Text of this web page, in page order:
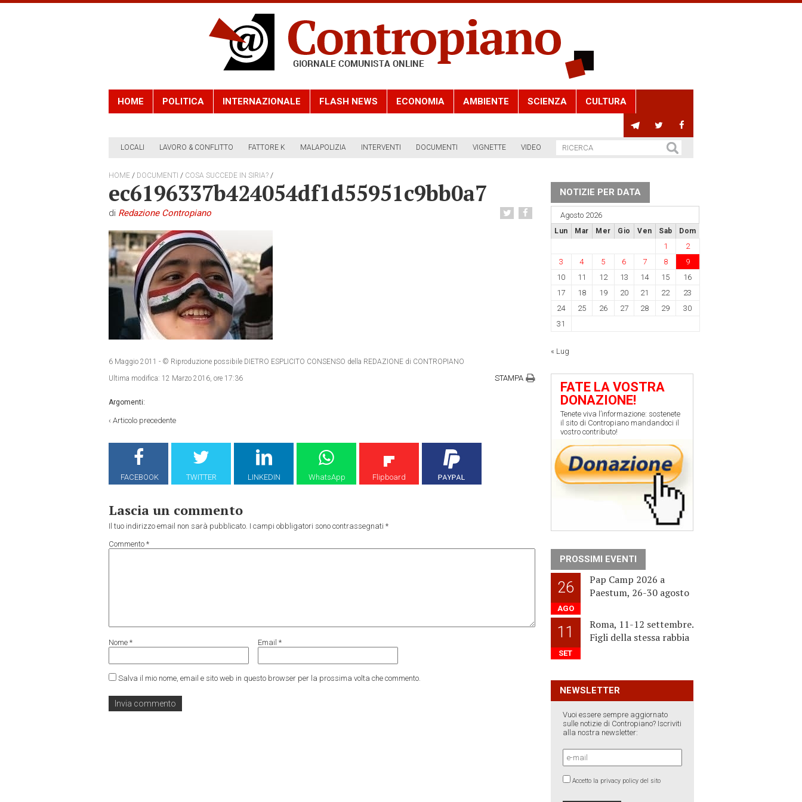
HOME POLITICA INTERNAZIONALE FLASH NEWS ECONOMIA AMBIENTE SCIENZA CULTURA
LOCALI LAVORO & CONFLITTO FATTORE K MALAPOLIZIA INTERVENTI DOCUMENTI VIGNETTE VIDEO
HOME / DOCUMENTI / COSA SUCCEDE IN SIRIA? /
ec6196337b424054df1d55951c9bb0a7
di Redazione Contropiano
6 Maggio 2011 - © Riproduzione possibile DIETRO ESPLICITO CONSENSO della REDAZIONE di CONTROPIANO
Ultima modifica: 12 Marzo 2016, ore 17:36 STAMPA
Argomenti:
‹ Articolo precedente
FACEBOOK TWITTER LINKEDIN WhatsApp Flipboard
Lascia un commento
Il tuo indirizzo email non sarà pubblicato. I campi obbligatori sono contrassegnati *
Commento *
Nome * Email *
Salva il mio nome, email e sito web in questo browser per la prossima volta che commento.
NOTIZIE PER DATA
Agosto 2026
Lun Mar Mer Gio Ven Sab Dom
1
2
3
4 5 6 7 8
9
10
11 12 13 14 15
16
17
18 19 20 21 22
23
24
25 26 27 28 29
30
31
« Lug
FATE LA VOSTRA
DONAZIONE!
Tenete viva l’informazione: sostenete
il sito di Contropiano mandandoci il
vostro contributo!
PROSSIMI EVENTI
26
AGO
Pap Camp 2026 a
Paestum, 26-30 agosto
11
SET
Roma, 11-12 settembre.
Figli della stessa rabbia
NEWSLETTER
Vuoi essere sempre aggiornato
sulle notizie di Contropiano? Iscriviti
alla nostra newsletter:
Accetto la privacy policy del sito